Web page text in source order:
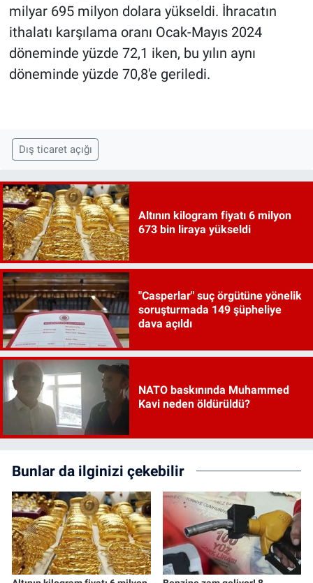
milyar 695 milyon dolara yükseldi. İhracatın
ithalatı karşılama oranı Ocak-Mayıs 2024
döneminde yüzde 72,1 iken, bu yılın aynı
döneminde yüzde 70,8'e geriledi.
Dış ticaret açığı
Altının kilogram fiyatı 6 milyon
673 bin liraya yükseldi
"Casperlar" suç örgütüne yönelik
soruşturmada 149 şüpheliye
dava açıldı
NATO baskınında Muhammed
Kavi neden öldürüldü?
Bunlar da ilginizi çekebilir